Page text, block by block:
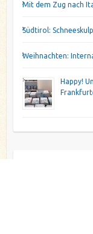
Mit dem Zug nach
Südtirol:
Weihnachten:
Happy!